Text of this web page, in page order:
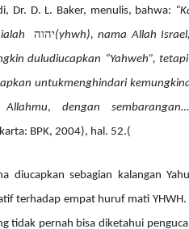
Dr. D. L. Baker, menulis, bahwa:
יהוה(yhwh), nama Allah
duludiucapkan “Yahweh”,
untukmenghindari
Allahmu, dengan
BPK, 2004), hal. 52.(
diucapkan sebagian kalangan
terhadap empat huruf mati YHWH.
tidak pernah bisa diketahui